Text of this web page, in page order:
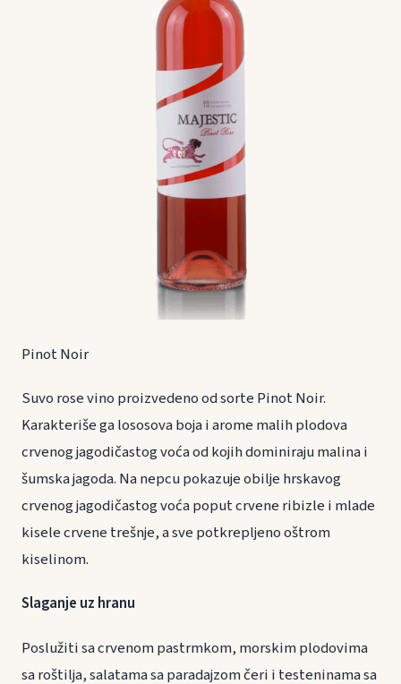
Pinot Noir
Suvo rose vino proizvedeno od sorte Pinot Noir.
Karakteriše ga lososova boja i arome malih plodova
crvenog jagodičastog voća od kojih dominiraju malina i
šumska jagoda. Na nepcu pokazuje obilje hrskavog
crvenog jagodičastog voća poput crvene ribizle i mlade
kisele crvene trešnje, a sve potkrepljeno oštrom
kiselinom.
Slaganje uz hranu
Poslužiti sa crvenom pastrmkom, morskim plodovima
sa roštilja, salatama sa paradajzom čeri i testeninama sa